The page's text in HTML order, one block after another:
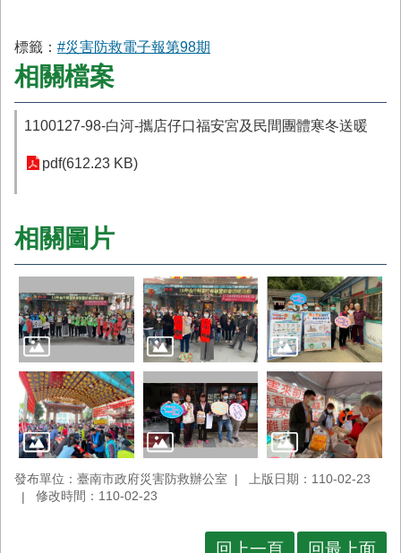
標籤： #災害防救電子報第98期
相關檔案
1100127-98-白河-攜店仔口福安宮及民間團體寒冬送暖
pdf(612.23 KB)
相關圖片
發布單位：臺南市政府災害防救辦公室
上版日期：110-02-23
修改時間：110-02-23